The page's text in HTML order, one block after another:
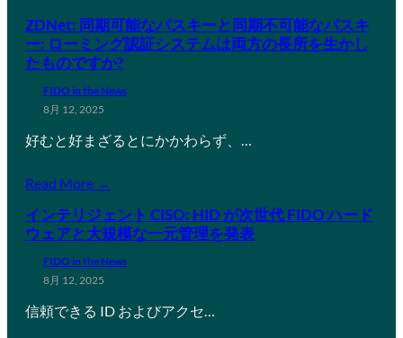
ZDNet: 同期可能なパスキーと同期不可能なパスキ
ー: ローミング認証システムは両方の長所を生かし
たものですか?
FIDO in the News
8月 12, 2025
好むと好まざるとにかかわらず、…
Read More →
インテリジェント CISO: HID が次世代 FIDO ハード
ウェアと大規模な一元管理を発表
FIDO in the News
8月 12, 2025
信頼できる ID およびアクセ…